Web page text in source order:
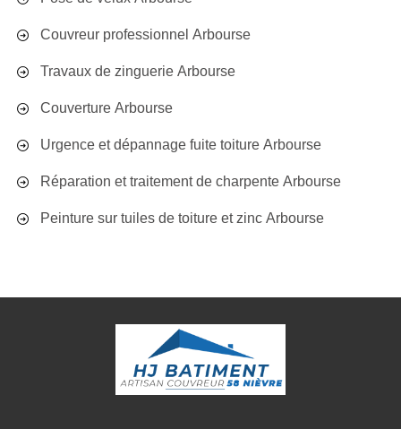
Couvreur professionnel Arbourse
Travaux de zinguerie Arbourse
Couverture Arbourse
Urgence et dépannage fuite toiture Arbourse
Réparation et traitement de charpente Arbourse
Peinture sur tuiles de toiture et zinc Arbourse